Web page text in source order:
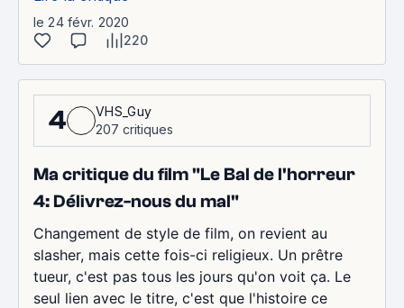
le 24 févr. 2020
220
4
VHS_Guy
207 critiques
Ma critique du film "Le Bal de l'horreur
4: Délivrez-nous du mal"
Changement de style de film, on revient au
slasher, mais cette fois-ci religieux. Un prêtre
tueur, c'est pas tous les jours qu'on voit ça. Le
seul lien avec le titre, c'est que l'histoire ce